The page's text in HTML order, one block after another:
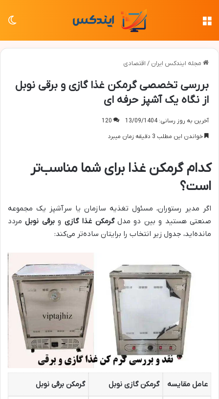
مجله ایندکس ایران / اقتصادی
بررسی تخصصی گرمکن غذا گازی و برقی نوبل
از نگاه یک آشپز حرفه ای
آخرین به روز رسانی: 13/09/1404
120
خواندن این مطلب 3 دقیقه زمان میبرد
کدام گرمکن غذا برای شما مناسب‌تر
است؟
اگر مدیر رستوران، مسئول تغذیه سازمان یا سرآشپز یک مجموعه
صنعتی هستید و بین دو مدلگرمکن غذا گازی وبرقی نوبلمردد
مانده‌اید، جدول زیر انتخاب را برایتان ساده‌تر می‌کند:
عامل مقایسه گرمکن گازی نوبل گرمکن برقی نوبل